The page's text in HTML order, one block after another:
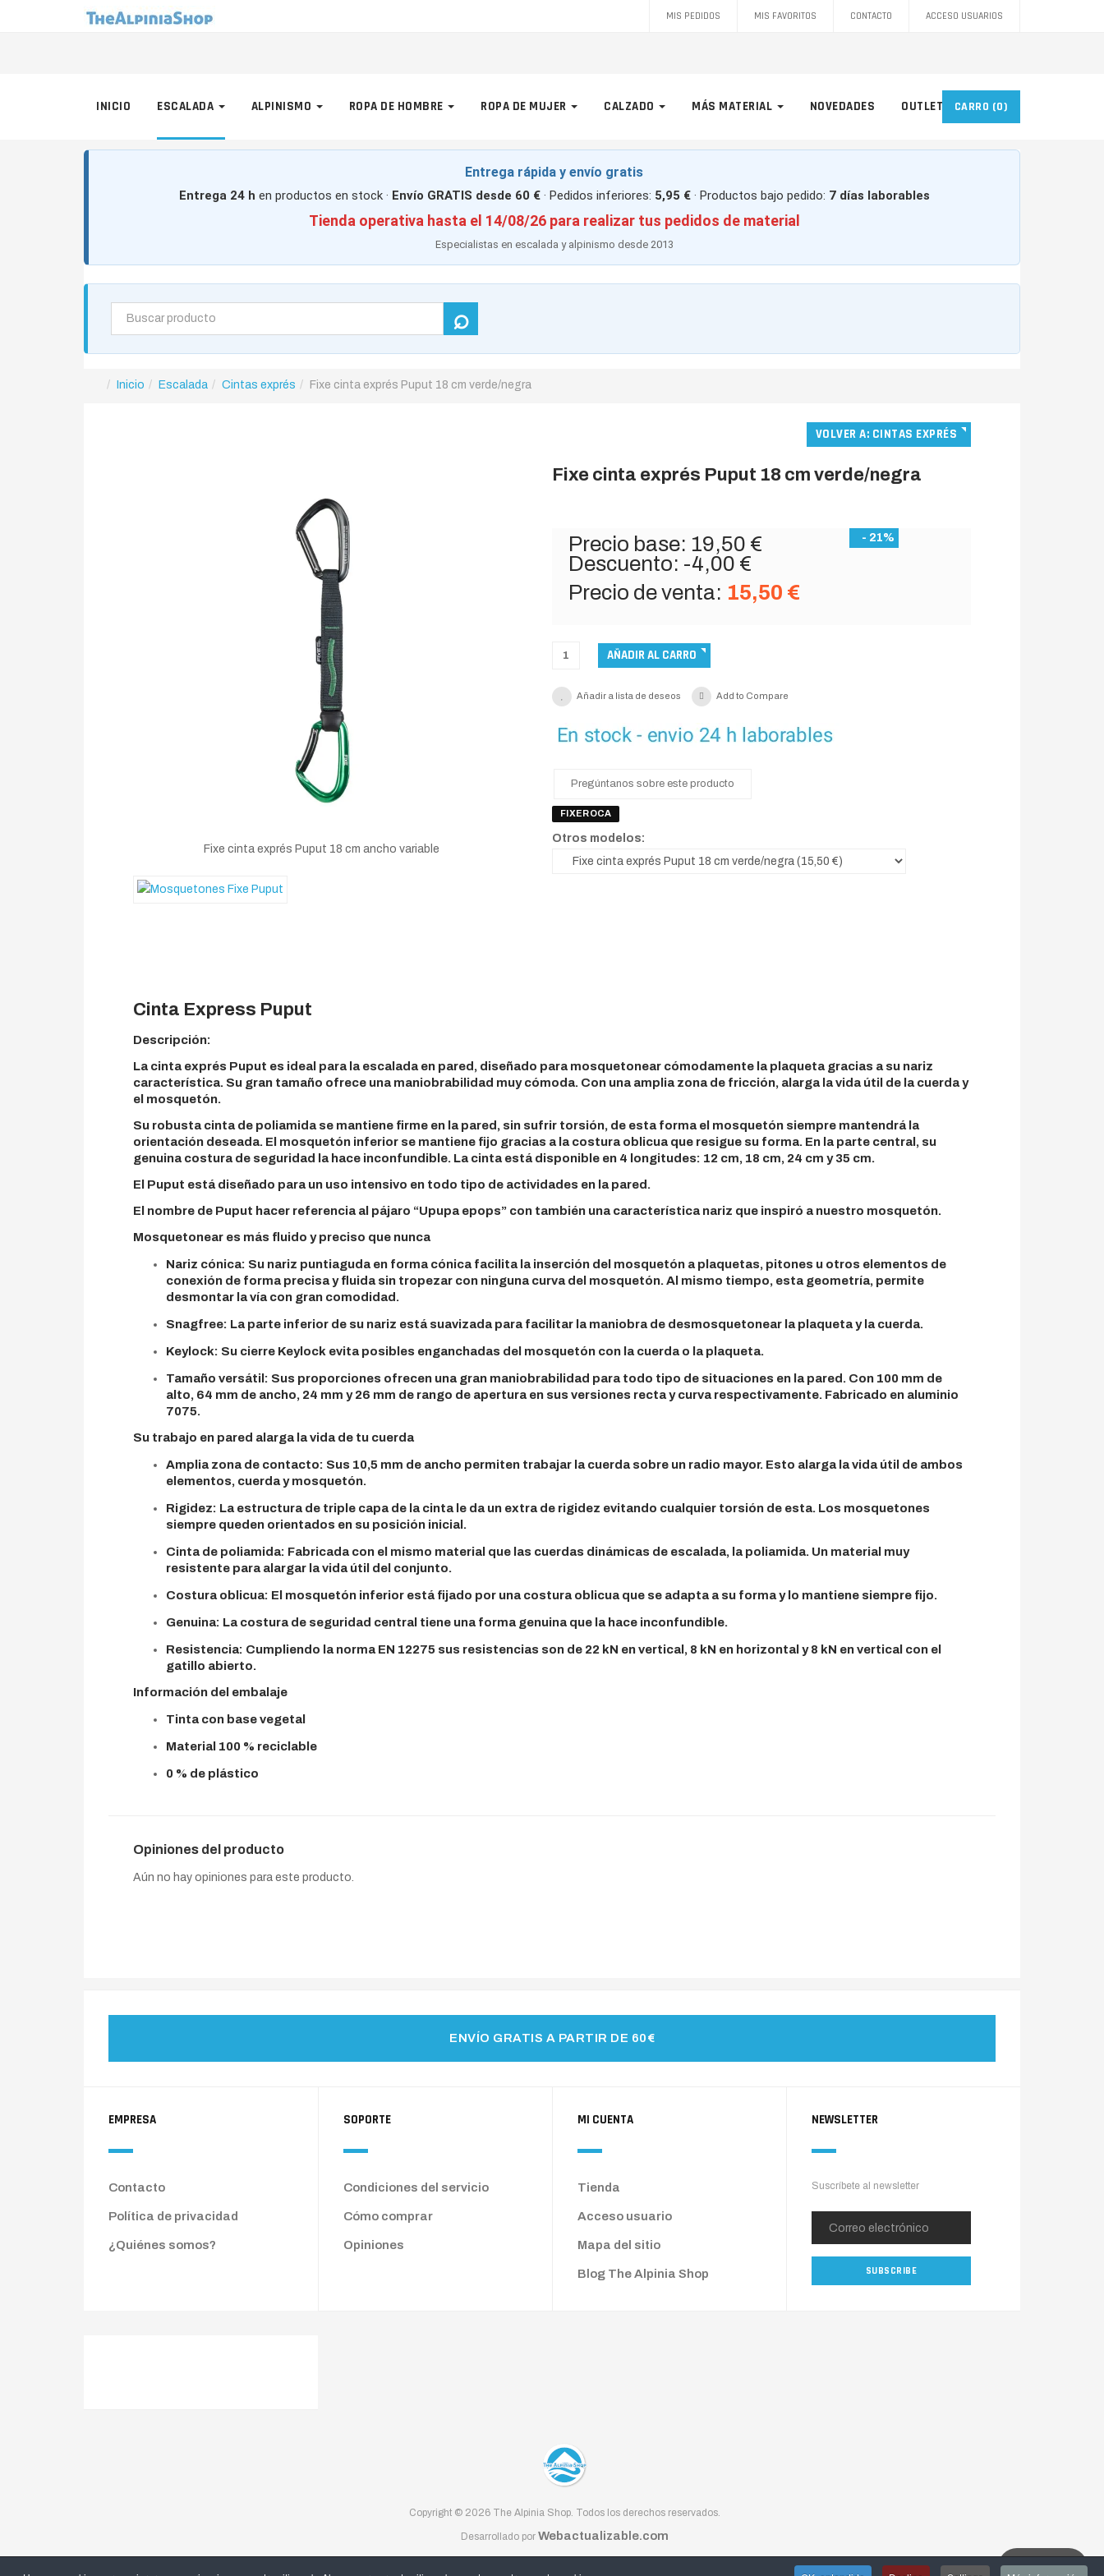
MIS PEDIDOS MIS FAVORITOS CONTACTO ACCESO USUARIOS
INICIO ESCALADA ALPINISMO ROPA DE HOMBRE ROPA DE MUJER CALZADO MÁS MATERIAL NOVEDADES OUTLET CARRO (0)
Entrega rápida y envío gratis
Entrega 24 h en productos en stock · Envío GRATIS desde 60 €· Pedidos inferiores: 5,95 €· Productos bajo pedido: 7 días laborables
Tienda operativa hasta el 14/08/26 para realizar tus pedidos de material
Especialistas en escalada y alpinismo desde 2013
Inicio Escalada Cintas exprés Fixe cinta exprés Puput 18 cm verde/negra
VOLVER A: CINTAS EXPRÉS
Fixe cinta exprés Puput 18 cm ancho variable
Fixe cinta exprés Puput 18 cm verde/negra
- 21%
Precio base: 19,50 €
Descuento: -4,00 €
Precio de venta: 15,50 €
Añadir a lista de deseos Add to Compare
Pregúntanos sobre este producto
FIXEROCA
Otros modelos:
Cinta Express Puput
Descripción:
La cinta exprés Puput es ideal para la escalada en pared, diseñado para mosquetonear cómodamente la plaqueta gracias a su nariz
característica. Su gran tamaño ofrece una maniobrabilidad muy cómoda. Con una amplia zona de fricción, alarga la vida útil de la cuerda y
el mosquetón.
Su robusta cinta de poliamida se mantiene firme en la pared, sin sufrir torsión, de esta forma el mosquetón siempre mantendrá la
orientación deseada. El mosquetón inferior se mantiene fijo gracias a la costura oblicua que resigue su forma. En la parte central, su
genuina costura de seguridad la hace inconfundible. La cinta está disponible en 4 longitudes: 12 cm, 18 cm, 24 cm y 35 cm.
El Puput está diseñado para un uso intensivo en todo tipo de actividades en la pared.
El nombre de Puput hacer referencia al pájaro “Upupa epops” con también una característica nariz que inspiró a nuestro mosquetón.
Mosquetonear es más fluido y preciso que nunca
Nariz cónica: Su nariz puntiaguda en forma cónica facilita la inserción del mosquetón a plaquetas, pitones u otros elementos de
conexión de forma precisa y fluida sin tropezar con ninguna curva del mosquetón. Al mismo tiempo, esta geometría, permite
desmontar la vía con gran comodidad.
Snagfree: La parte inferior de su nariz está suavizada para facilitar la maniobra de desmosquetonear la plaqueta y la cuerda.
Keylock: Su cierre Keylock evita posibles enganchadas del mosquetón con la cuerda o la plaqueta.
Tamaño versátil: Sus proporciones ofrecen una gran maniobrabilidad para todo tipo de situaciones en la pared. Con 100 mm de
alto, 64 mm de ancho, 24 mm y 26 mm de rango de apertura en sus versiones recta y curva respectivamente. Fabricado en aluminio
7075.
Su trabajo en pared alarga la vida de tu cuerda
Amplia zona de contacto: Sus 10,5 mm de ancho permiten trabajar la cuerda sobre un radio mayor. Esto alarga la vida útil de ambos
elementos, cuerda y mosquetón.
Rigidez: La estructura de triple capa de la cinta le da un extra de rigidez evitando cualquier torsión de esta. Los mosquetones
siempre queden orientados en su posición inicial.
Cinta de poliamida: Fabricada con el mismo material que las cuerdas dinámicas de escalada, la poliamida. Un material muy
resistente para alargar la vida útil del conjunto.
Costura oblicua: El mosquetón inferior está fijado por una costura oblicua que se adapta a su forma y lo mantiene siempre fijo.
Genuina: La costura de seguridad central tiene una forma genuina que la hace inconfundible.
Resistencia: Cumpliendo la norma EN 12275 sus resistencias son de 22 kN en vertical, 8 kN en horizontal y 8 kN en vertical con el
gatillo abierto.
Información del embalaje
Tinta con base vegetal
Material 100 % reciclable
0 % de plástico
Opiniones del producto
Aún no hay opiniones para este producto.
ENVÍO GRATIS A PARTIR DE 60€
EMPRESA
Contacto
Política de privacidad
¿Quiénes somos?
SOPORTE
Condiciones del servicio
Cómo comprar
Opiniones
MI CUENTA
Tienda
Acceso usuario
Mapa del sitio
Blog The Alpinia Shop
NEWSLETTER
Suscríbete al newsletter
Copyright © 2026 The Alpinia Shop. Todos los derechos reservados.
Desarrollado por Webactualizable.com